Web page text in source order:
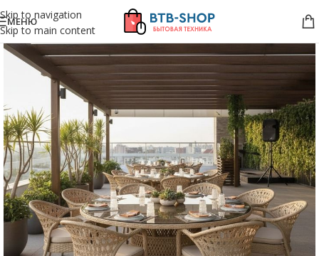
Skip to navigation
Skip to main content
МЕНЮ